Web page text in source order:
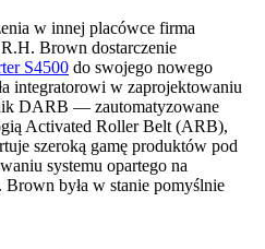
w innej placówce firma
Brown dostarczenie
S4500 do swojego nowego
integratorowi w zaprojektowaniu
DARB — zautomatyzowane
Activated Roller Belt (ARB),
szeroką gamę produktów pod
systemu opartego na
była w stanie pomyślnie